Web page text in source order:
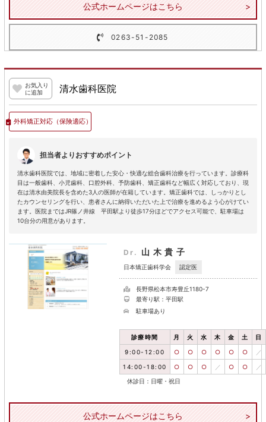
公式ホームページはこちら
0263-51-2085
お気入り
に追加
清水歯科医院
外科矯正対応（保険適応）
担当者よりおすすめポイント
清水歯科医院では、地域に密着した安心・快適な総合歯科治療を行っています。診療科
目は一般歯科、小児歯科、口腔外科、予防歯科、矯正歯科など幅広く対応しており、現
在は清水由美院長を含めた3人の医師が在籍しています。矯正歯科では、しっかりとし
たカウンセリングを行い、患者さんに納得いただいた上で治療を進めるよう心がけてい
ます。医院まではJR篠ノ井線 平田駅より徒歩17分ほどでアクセス可能で、駐車場は
10台分の用意があります。
Dr. 山木貴子
日本矯正歯科学会 認定医
長野県松本市寿豊丘1180-7
最寄り駅：平田駅
駐車場あり
診療時間 月 火 水 木 金 土 日
9:00-12:00 ○ ○ ○ ○ ○ ○ ／
14:00-18:00 ○ ○ ○ ／ ○ ○ ／
休診日：日曜・祝日
公式ホームページはこちら